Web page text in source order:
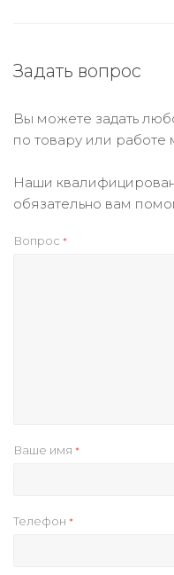
Задать вопрос
Вы можете задать
по товару или работе
Наши
обязательно вам
Вопрос *
Ваше имя *
Телефон *